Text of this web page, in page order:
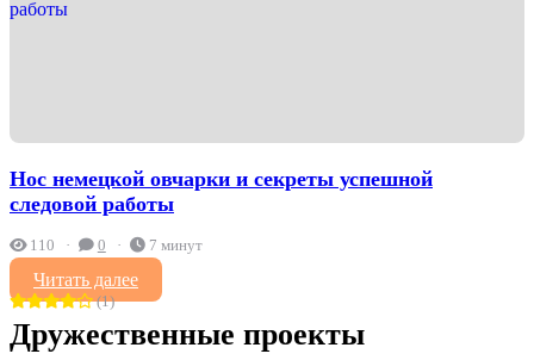
Нос немецкой овчарки и секреты успешной
следовой работы
110 0 7 минут
Читать далее
(1)
Дружественные проекты